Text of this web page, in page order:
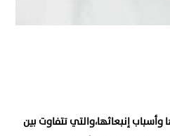
إنبعاثها،والتي تتفاوت بين